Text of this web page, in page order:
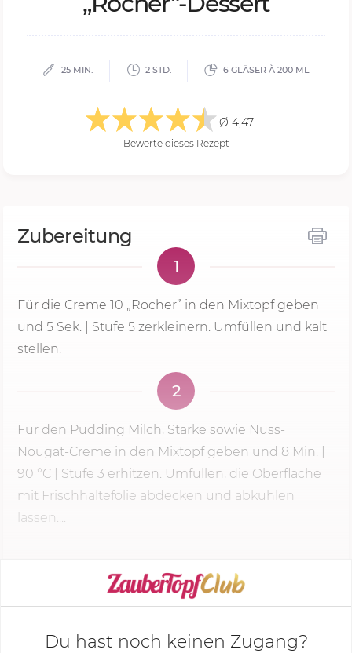
25 MIN. 2 STD. 6 GLÄSER À 200 ML
Ø 4,47
Bewerte dieses Rezept
Zubereitung
1
Für die Creme 10 „Rocher” in den Mixtopf geben
und 5 Sek. Stufe 5 zerkleinern. Umfüllen und kalt
stellen.
2
Für den Pudding Milch, Stärke sowie Nuss-
Nougat-Creme in den Mixtopf geben und 8 Min.
90 °C
Stufe 3 erhitzen. Umfüllen, die Oberfläche
mit Frischhaltefolie abdecken und abkühlen
lassen....
KOCHMODUS STARTEN
Du hast noch keinen Zugang?